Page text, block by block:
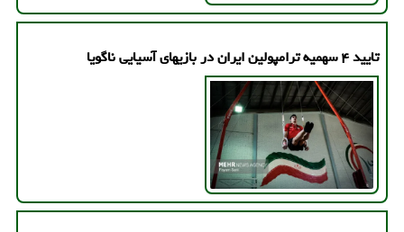
تایید ۴ سهمیه ترامپولین ایران در بازیهای آسیایی ناگویا